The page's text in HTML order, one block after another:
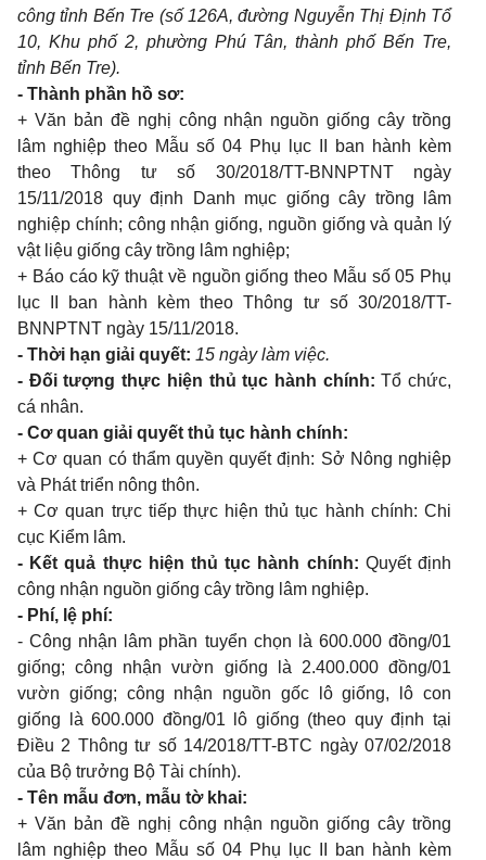
công tỉnh Bến Tre (số 126A, đường Nguyễn Thị Định Tổ
10, Khu phố 2, phường Phú Tân, thành phố Bến Tre,
tỉnh Bến Tre).
- Thành phần hồ sơ:
+ Văn bản đề nghị công nhận nguồn giống cây trồng
lâm nghiệp theo Mẫu số 04 Phụ lục II ban hành kèm
theo Thông tư số 30/2018/TT-BNNPTNT ngày
15/11/2018 quy định Danh mục giống cây trồng lâm
nghiệp chính; công nhận giống, nguồn giống và quản lý
vật liệu giống cây trồng lâm nghiệp;
+ Báo cáo kỹ thuật về nguồn giống theo Mẫu số 05 Phụ
lục II ban hành kèm theo Thông tư số 30/2018/TT-
BNNPTNT ngày 15/11/2018.
- Thời hạn giải quyết: 15 ngày làm việc.
- Đối tượng thực hiện thủ tục hành chính:Tổ chức,
cá nhân.
- Cơ quan giải quyết thủ tục hành chính:
+ Cơ quan có thẩm quyền quyết định: Sở Nông nghiệp
và Phát triển nông thôn.
+ Cơ quan trực tiếp thực hiện thủ tục hành chính: Chi
cục Kiểm lâm.
- Kết quả thực hiện thủ tục hành chính: Quyết định
công nhận nguồn giống cây trồng lâm nghiệp.
- Phí, lệ phí:
- Công nhận lâm phần tuyển chọn là 600.000 đồng/01
giống; công nhận vườn giống là 2.400.000 đồng/01
vườn giống; công nhận nguồn gốc lô giống, lô con
giống là 600.000 đồng/01 lô giống (theo quy định tại
Điều 2 Thông tư số 14/2018/TT-BTC ngày 07/02/2018
của Bộ trưởng Bộ Tài chính).
- Tên mẫu đơn, mẫu tờkhai:
+ Văn bản đề nghị công nhận nguồn giống cây trồng
lâm nghiệp theo Mẫu số 04 Phụ lục II ban hành kèm